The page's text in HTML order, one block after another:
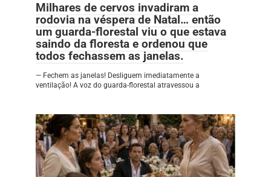
Milhares de cervos invadiram a
rodovia na véspera de Natal… então
um guarda-florestal viu o que estava
saindo da floresta e ordenou que
todos fechassem as janelas.
— Fechem as janelas! Desliguem imediatamente a
ventilação! A voz do guarda-florestal atravessou a